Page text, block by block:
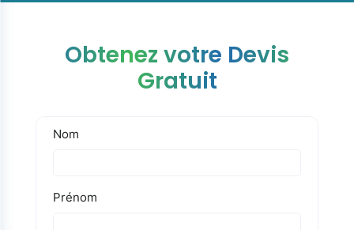
Obtenez votre Devis
Gratuit